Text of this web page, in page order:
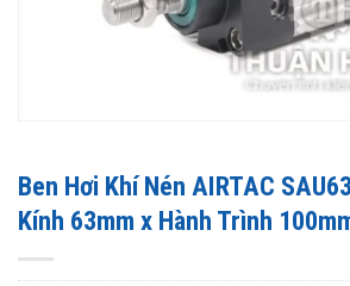
Ben Hơi Khí Nén AIRTAC
Kính 63mm x Hành Trình